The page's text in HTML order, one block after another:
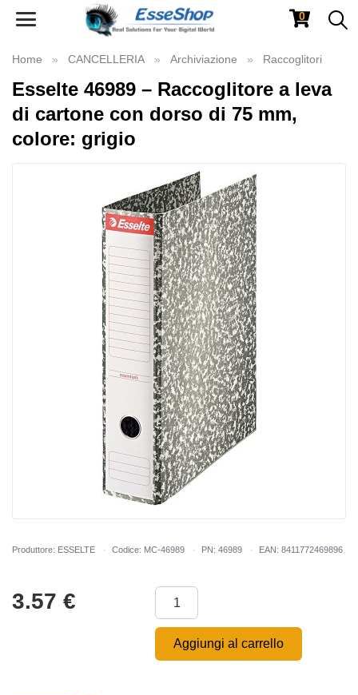
Toggle
0
Home CANCELLERIA Archiviazione Raccoglitori
Esselte 46989 – Raccoglitore a leva
di cartone con dorso di 75 mm,
colore: grigio
Produttore: ESSELTE Codice: MC-46989 PN: 46989 EAN: 8411772469896
3.57 €
Aggiungi al carrello